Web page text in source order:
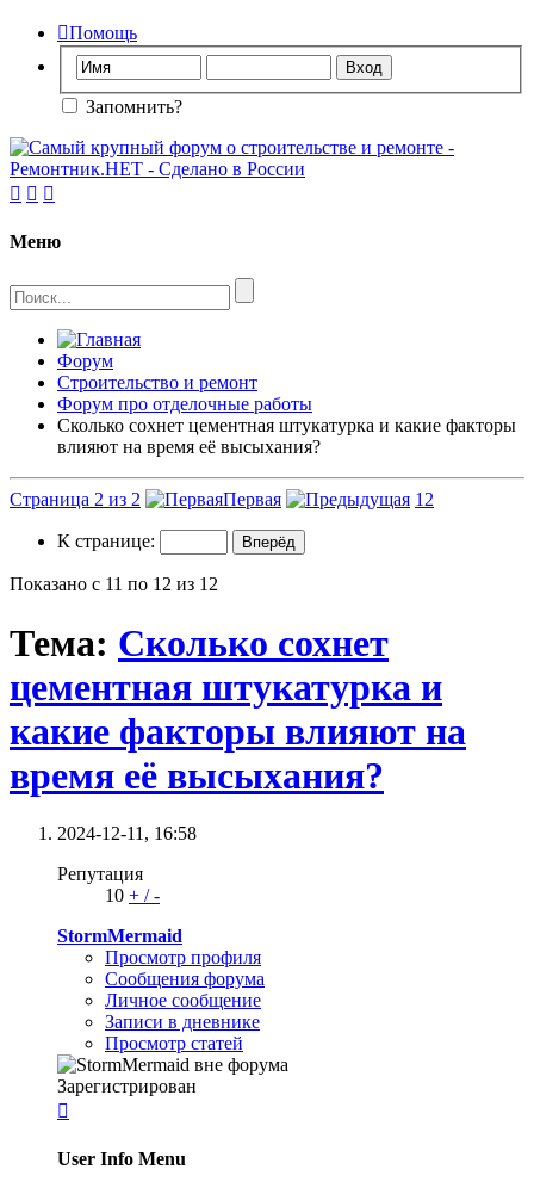
Помощь
Запомнить?
  
Меню
Форум
Строительство и ремонт
Форум про отделочные работы
Сколько сохнет цементная штукатурка и какие факторы
влияют на время её высыхания?
Страница 2 из 2 Первая 1 2
К странице:
Показано с 11 по 12 из 12
Тема: Сколько сохнет
цементная штукатурка и
какие факторы влияют на
время её высыхания?
2024-12-11, 16:58
Репутация
10 + /-
StormMermaid
Просмотр профиля
Сообщения форума
Личное сообщение
Записи в дневнике
Просмотр статей
Зарегистрирован

User Info Menu